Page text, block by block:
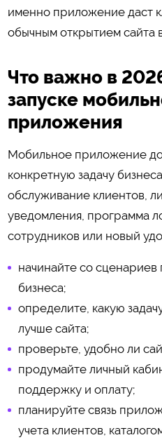
именно приложение даст
обычным открытием сайта
Что важно в
запуске
приложения
Мобильное приложение
конкретную задачу
обслуживание клиентов,
уведомления, программа
сотрудников или новый
начинайте со сценариев
бизнеса;
определите, какую
лучше сайта;
проверьте, удобно ли
продумайте личный
поддержку и оплату;
планируйте связь
учета клиентов,